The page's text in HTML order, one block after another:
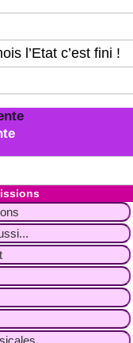
l’Etat c’est fini !